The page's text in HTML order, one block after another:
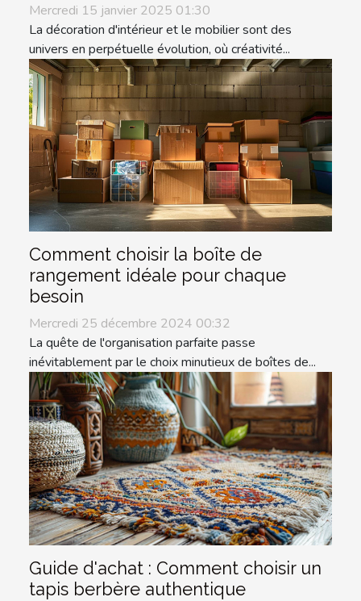
Mercredi 15 janvier 2025 01:30
La décoration d'intérieur et le mobilier sont des
univers en perpétuelle évolution, où créativité...
Comment choisir la boîte de
rangement idéale pour chaque
besoin
Mercredi 25 décembre 2024 00:32
La quête de l'organisation parfaite passe
inévitablement par le choix minutieux de boîtes de...
Guide d'achat : Comment choisir un
tapis berbère authentique